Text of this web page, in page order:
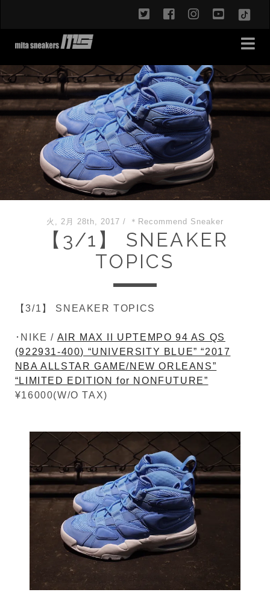
twitterfacebookinstagram
火, 2月 28th, 2017 / ＊Recommend Sneaker
【3/1】 SNEAKER
TOPICS
【3/1】 SNEAKER TOPICS
･NIKE / AIR MAX II UPTEMPO 94 AS QS
(922931-400) “UNIVERSITY BLUE” “2017
NBA ALLSTAR GAME/NEW ORLEANS”
“LIMITED EDITION for NONFUTURE”
¥16000(W/O TAX)